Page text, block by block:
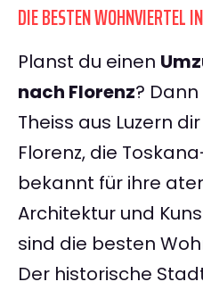
DIE BESTEN WOHNVIERTEL
Planst du einen
nach Florenz?
Theiss aus Luzern
Florenz, die
bekannt für ihre
Architektur und
sind die besten
Der historische